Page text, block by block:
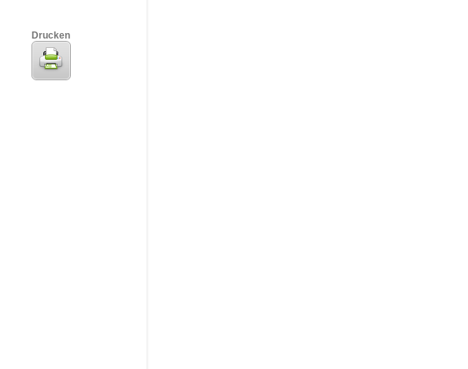
Drucken